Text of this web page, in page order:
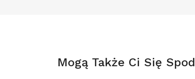
Mogą Także Ci Się